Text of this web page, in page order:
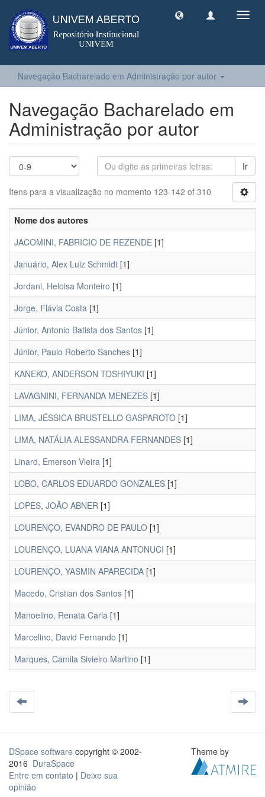
Navegação Bacharelado em Administração por autor
Navegação Bacharelado em
Administração por autor
Ir
Itens para a visualização no momento 123-142 of 310
Nome dos autores
JACOMINI, FABRICIO DE REZENDE [1]
Januário, Alex Luiz Schmidt [1]
Jordani, Heloisa Monteiro [1]
Jorge, Flávia Costa [1]
Júnior, Antonio Batista dos Santos [1]
Júnior, Paulo Roberto Sanches [1]
KANEKO, ANDERSON TOSHIYUKI [1]
LAVAGNINI, FERNANDA MENEZES [1]
LIMA, JÉSSICA BRUSTELLO GASPAROTO [1]
LIMA, NATÁLIA ALESSANDRA FERNANDES [1]
Linard, Emerson Vieira [1]
LOBO, CARLOS EDUARDO GONZALES [1]
LOPES, JOÃO ABNER [1]
LOURENÇO, EVANDRO DE PAULO [1]
LOURENÇO, LUANA VIANA ANTONUCI [1]
LOURENÇO, YASMIN APARECIDA [1]
Macedo, Cristian dos Santos [1]
Manoelino, Renata Carla [1]
Marcelino, David Fernando [1]
Marques, Camila Sivieiro Martino [1]
DSpace software copyright © 2002-
2016 DuraSpace
Entre em contato | Deixe sua
opinião
Theme by